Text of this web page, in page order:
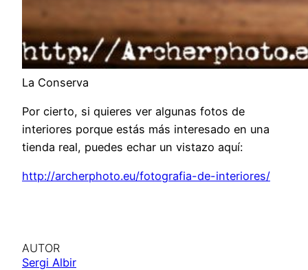
La Conserva
Por cierto, si quieres ver algunas fotos de
interiores porque estás más interesado en una
tienda real, puedes echar un vistazo aquí:
http://archerphoto.eu/fotografia-de-interiores/
AUTOR
Sergi Albir